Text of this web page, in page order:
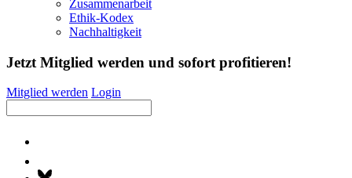
Zusammenarbeit
Ethik-Kodex
Nachhaltigkeit
Jetzt Mitglied werden und sofort profitieren!
Mitglied werden Login